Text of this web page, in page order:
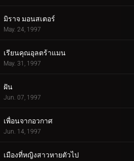
มิราจ มอนสเตอร์
May. 24, 1997
เรียนคุณอุลตร้าแมน
May. 31, 1997
ฝัน
Jun. 07, 1997
เพื่อนจากอวกาศ
Jun. 14, 1997
เมืองที่หญิงสาวหายตัวไป